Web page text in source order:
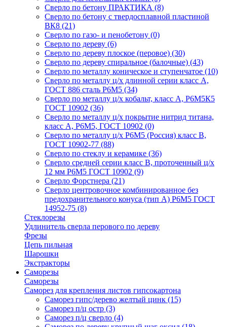
Сверло по бетону ПРАКТИКА (8)
Сверло по бетону с твердосплавной пластиной
ВК8 (21)
Сверло по газо- и пенобетону (0)
Сверло по дереву (6)
Сверло по дереву плоское (перовое) (30)
Сверло по дереву спиральное (балочные) (43)
Сверло по металлу коническое и ступенчатое (10)
Сверло по металлу ц/х длинной серии класс А,
ГОСТ 886 сталь Р6М5 (34)
Сверло по металлу ц/х кобальт, класс А, Р6М5К5
ГОСТ 10902 (36)
Сверло по металлу ц/х покрытие нитрид титана,
класс А, Р6М5, ГОСТ 10902 (0)
Сверло по металлу ц/х Р6М5 (Россия) класс В,
ГОСТ 10902-77 (88)
Сверло по стеклу и керамике (36)
Сверло средней серии класс В, проточенный ц/х
12 мм Р6М5 ГОСТ 10902 (9)
Сверло Форстнера (21)
Сверло центровочное комбинированное без
предохранительного конуса (тип А) Р6М5 ГОСТ
14952-75 (8)
Стеклорезы
Удлинитель сверла перового по дереву
Фрезы
Цепь пильная
Шарошки
Экстракторы
Саморезы
Саморезы
Саморез для крепления листов гипсокартона
Саморез гипс/дерево желтый цинк (15)
Саморез п/ц остр (3)
Саморез п/ц сверло (4)